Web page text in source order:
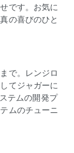
です。お気に
の喜びのひと
で。レンジロ
てジャガーに
テムの開発プ
ムのチューニ